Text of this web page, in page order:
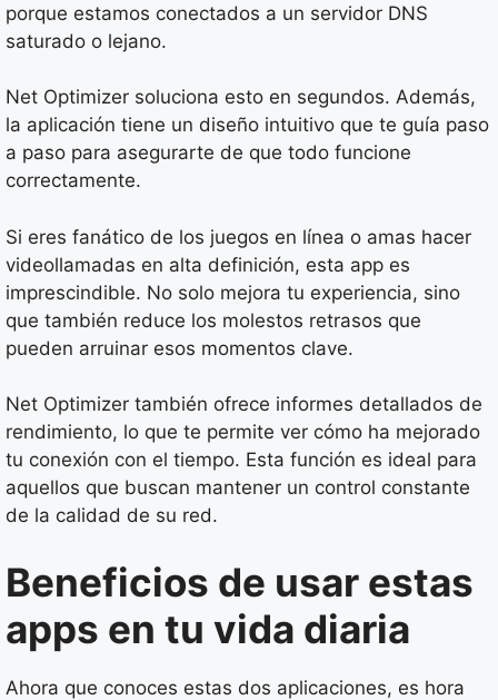
porque estamos conectados a un servidor DNS
saturado o lejano.
Net Optimizer soluciona esto en segundos. Además,
la aplicación tiene un diseño intuitivo que te guía paso
a paso para asegurarte de que todo funcione
correctamente.
Si eres fanático de los juegos en línea o amas hacer
videollamadas en alta definición, esta app es
imprescindible. No solo mejora tu experiencia, sino
que también reduce los molestos retrasos que
pueden arruinar esos momentos clave.
Net Optimizer también ofrece informes detallados de
rendimiento, lo que te permite ver cómo ha mejorado
tu conexión con el tiempo. Esta función es ideal para
aquellos que buscan mantener un control constante
de la calidad de su red.
Beneficios de usar estas
apps en tu vida diaria
Ahora que conoces estas dos aplicaciones, es hora